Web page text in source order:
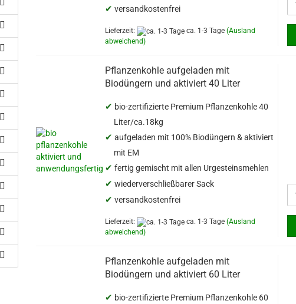
✔ versandkostenfrei
Lieferzeit: ca. 1-3 Tage (Ausland
abweichend)
Pflanzenkohle aufgeladen mit
Biodüngern und aktiviert 40 Liter
✔ bio-zertifizierte Premium Pflanzenkohle 40
Liter/ca.18kg
✔ aufgeladen mit 100% Biodüngern & aktiviert
mit EM
✔ fertig gemischt mit allen Urgesteinsmehlen
✔ wiederverschließbarer Sack
✔ versandkostenfrei
Lieferzeit: ca. 1-3 Tage (Ausland
abweichend)
Pflanzenkohle aufgeladen mit
Biodüngern und aktiviert 60 Liter
✔ bio-zertifizierte Premium Pflanzenkohle 60